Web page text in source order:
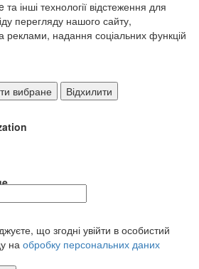
інші технології відстеження для
перегляду нашого сайту,
реклами, надання соціальних функцій
вибране Відхилити
що згодні увійти в особистий
на обробку персональних даних